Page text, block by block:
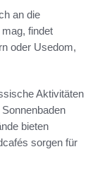
an die
findet
oder Usedom,
Aktivitäten
bieten
sorgen für